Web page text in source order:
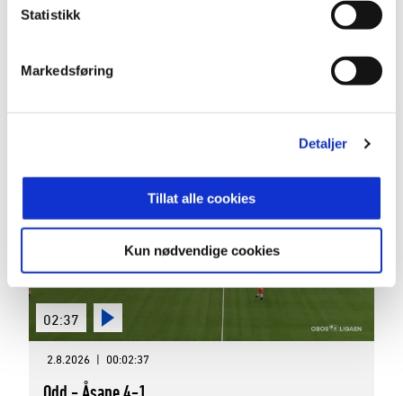
Statistikk
Markedsføring
Detaljer
Tillat alle cookies
Kun nødvendige cookies
Egersund - Sandnes Ulf 2-0
02:37
2.8.2026 | 00:02:37
Odd - Åsane 4-1